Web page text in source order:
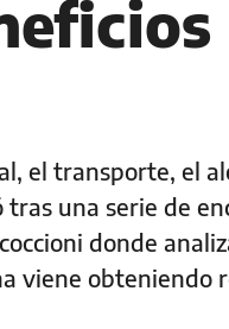
el transporte, el
tras una serie de
donde
viene obteniendo